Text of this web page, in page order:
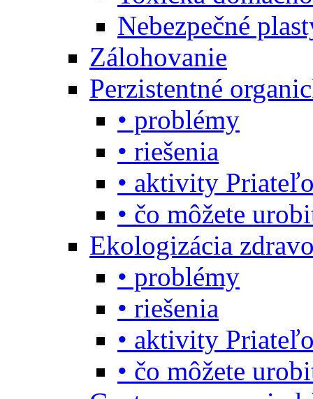
Nebezpečné
Zálohovanie
Perzistentné
• problémy
• riešenia
• aktivity
• čo môžete
Ekologizácia
• problémy
• riešenia
• aktivity
• čo môžete